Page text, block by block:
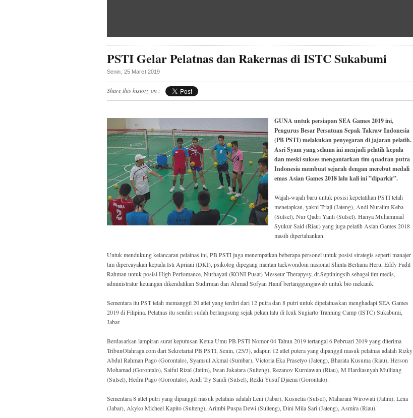
PSTI Gelar Pelatnas dan Rakernas di ISTC Sukabumi
Senin, 25 Maret 2019
Share this history on :
GUNA untuk persiapan SEA Games 2019 ini,
Pengurus Besar Persatuan Sepak Takraw Indonesia
(PB PSTI) melakukan penyegaran di jajaran pelatih.
Asri Syam yang selama ini menjadi pelatih kepala
dan meski sukses mengantarkan tim quadran putra
Indonesia membuat sejarah dengan merebut medali
emas Asian Games 2018 lalu kali ini ”diparkir”.
Wajah-wajah baru untuk posisi kepelatihan PSTI telah
menetapkan, yakni Triaji (Jateng), Andi Nuralim Keba
(Sulsel), Nur Qadri Yanti (Sulsel). Hanya Muhammad
Syukur Said (Riau) yang juga pelatih Asian Games 2018
masih dipertahankan.
Untuk mendukung kelancaran pelatnas ini, PB.PSTI juga menempatkan beberapa personel untuk posisi strategis seperti manajer
tim dipercayakan kepada Isti Apriani (DKI), psikolog dipegang mantan taekwondoin nasional Shinta Berliana Heru, Eddy Fadil
Rahman untuk posisi High Perfomance, Nurhayati (KONI Pusat) Messeur Therapysy, dr.Septiningsih sebagai tim medis,
administratur keuangan dikendalikan Sudirman dan Ahmad Sofyan Hanif bertanggungjawab untuk bio mekanik.
Sementara itu PST telah memanggil 20 atlet yang terdiri dari 12 putra dan 8 putri untuk dipelatnaskan menghadapi SEA Games
2019 di Filipina. Pelatnas itu sendiri sudah berlangsung sejak pekan lalu di Icuk Sugiarto Tranning Camp (ISTC) Sukabumi,
Jabar.
Berdasarkan lampiran surat keputusan Ketua Umu PB.PSTI Nomor 04 Tahun 2019 tertangal 6 Pebruari 2019 yang diterima
TribunOlahraga.com dari Sekretariat PB.PSTI, Senin, (25/3), adapun 12 atlet putera yang dipanggil masuk pelatnas adalah Rizky
Abdul Rahman Pago (Gorontalo), Syamsul Akmal (Sumbar), Victoria Eka Prasetyo (Jateng), Bharata Kusuma (Riau), Herson
Mohamad (Gorontalo), Saiful Rizal (Jatim), Iwan Jakatara (Sulteng), Rezanov Kurniawan (Riau), M Hardiasnyah Mulliang
(Sulsel), Hedra Pago (Gorontalo), Andi Try Sandi (Sulsel), Rezki Yusuf Djaena (Gorontalo).
Sementara 8 atlet putri yang dipanggil masuk pelatnas adalah Leni (Jabar), Kusnelia (Sulsel), Maharani Wirowati (Jatim), Lena
(Jabar), Akyko Micheel Kapito (Sulteng), Arimbi Puspa Dewi (Sulteng), Dini Mila Sari (Jateng), Asmira (Riau).